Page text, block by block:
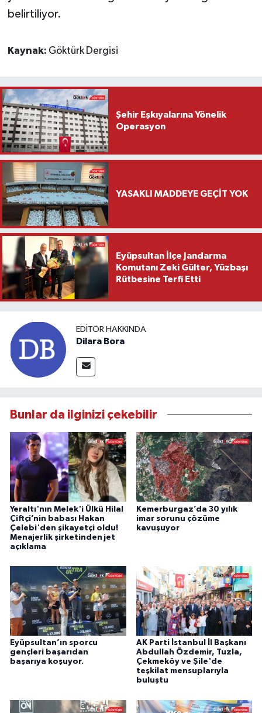
belirtiliyor.
Kaynak: Göktürk Dergisi
Şehir Eşkıyalarına Yönelik
Operasyon
YASAKLI MADDEYE GEÇİT YOK
Eyüpsultan İlçe Jandarma
Komutanı Zeki Gülter, Yüzbaşı
Rütbesine Terfi Etti
EDITÖR HAKKINDA
Dilara Bora
Bunlar da ilginizi çekebilir
Yeraltı'nın Melek'i Ülkü Hilal
Çiftçi’nin babası Hakan
Çelebi'den şikayetçi oldu!
Menajerlik şirketinden jet
açıklama
Kemerburgaz’da 30 yılık
imar sorunu çözüme
kavuşuyor
Eyüpsultan’ın sporcu
gençleri başarıdan
başarıya koşuyor.
AK Parti İstanbul İl Başkanı
Abdullah Özdemir, Tuzla,
Çekmeköy ve Şile'de
teşkilat mensuplarıyla
buluştu